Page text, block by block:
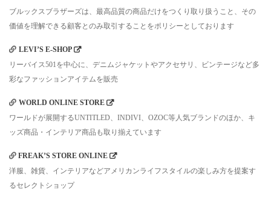
ブルックスブラザーズは、最高品質の商品だけをつくり取り扱うこと、その
価値を理解できる顧客とのみ取引することをポリシーとしております
LEVI’S E-SHOP
リーバイス501を中心に、デニムジャケットやアクセサリ、ビンテージなど多
彩なファッションアイテムを販売
WORLD ONLINE STORE
ワールドが展開するUNTITLED、INDIVI、OZOC等人気ブランドのほか、キ
ッズ商品・インテリア商品も取り揃えています
FREAK’S STORE ONLINE
洋服、雑貨、インテリアなどアメリカンライフスタイルの楽しみ方を提案す
るセレクトショップ